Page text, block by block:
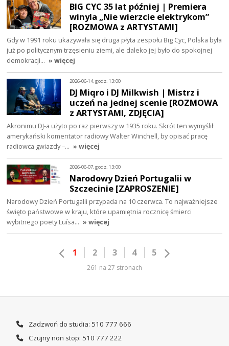
BIG CYC 35 lat później | Premiera
winyla „Nie wierzcie elektrykom”
[ROZMOWA z ARTYSTAMI]
Gdy w 1991 roku ukazywała się druga płyta zespołu Big Cyc, Polska była
już po politycznym trzęsieniu ziemi, ale daleko jej było do spokojnej
demokracji… » więcej
2026-06-14, godz. 13:00
DJ Miqro i DJ Milkwish | Mistrz i
uczeń na jednej scenie [ROZMOWA
z ARTYSTAMI, ZDJĘCIA]
Akronimu DJ-a użyto po raz pierwszy w 1935 roku. Skrót ten wymyślił
amerykański komentator radiowy Walter Winchell, by opisać pracę
radiowca gwiazdy –… » więcej
2026-06-07, godz. 13:00
Narodowy Dzień Portugalii w
Szczecinie [ZAPROSZENIE]
Narodowy Dzień Portugalii przypada na 10 czerwca. To najważniejsze
święto państwowe w kraju, które upamiętnia rocznicę śmierci
wybitnego poety Luísa… » więcej
1 2 3 4 5
261 na 27 stronach
Zadzwoń do studia: 510 777 666
Czujny non stop: 510 777 222